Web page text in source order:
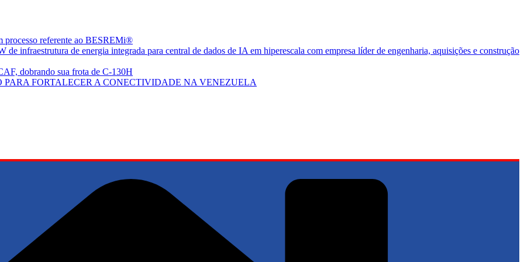
processo referente ao BESREMi®
infraestrutura de energia integrada para central de dados de IA em hiperescala com empresa líder de engenharia, aquisições e construção
dobrando sua frota de C-130H
FORTALECER A CONECTIVIDADE NA VENEZUELA